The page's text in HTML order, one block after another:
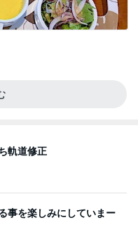
軌道修正
事を楽しみにしていまー